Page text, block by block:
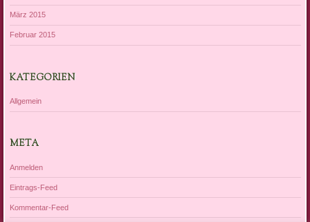
März 2015
Februar 2015
KATEGORIEN
Allgemein
META
Anmelden
Eintrags-Feed
Kommentar-Feed